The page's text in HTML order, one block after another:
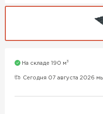
На складе 190 м3
Сегодня 07 августа 2026